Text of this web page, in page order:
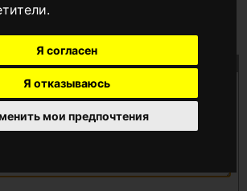
Я согласен
Я отказываюсь
мои предпочтения